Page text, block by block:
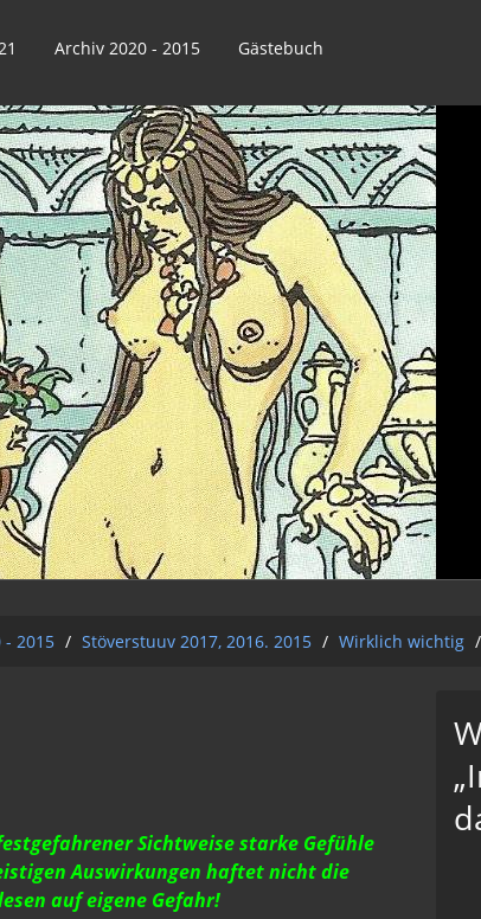
Archiv 2020 - 2015 Gästebuch
- 2015 / Stöverstuuv 2017, 2016. 2015 / Wirklich wichtig /
Sichtweise starke Gefühle
Auswirkungen haftet nicht die
auf eigene Gefahr!